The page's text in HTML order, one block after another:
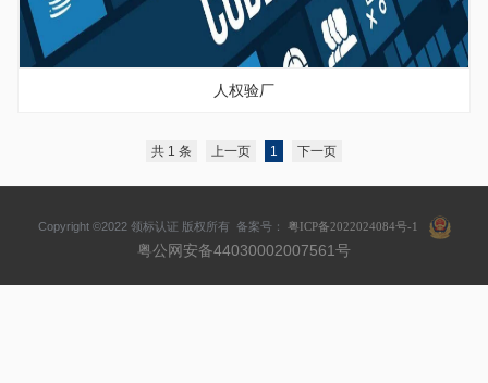
人权验厂
共 1 条 上一页 1 下一页
Copyright ©2022 领标认证 版权所有 备案号： 粤ICP备2022024084号-1
粤公网安备44030002007561号